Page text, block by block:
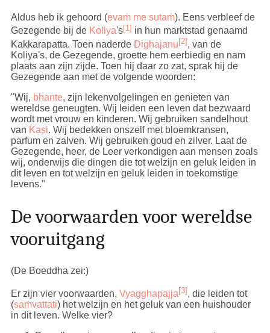
Aldus heb ik gehoord (evaṁ me sutaṁ). Eens verbleef de
Gezegende bij de Koliya's[1] in hun marktstad genaamd
Kakkarapatta. Toen naderde Dighajanu[2], van de
Koliya's, de Gezegende, groette hem eerbiedig en nam
plaats aan zijn zijde. Toen hij daar zo zat, sprak hij de
Gezegende aan met de volgende woorden:
"Wij, bhante, zijn lekenvolgelingen en genieten van
wereldse geneugten. Wij leiden een leven dat bezwaard
wordt met vrouw en kinderen. Wij gebruiken sandelhout
van Kasi. Wij bedekken onszelf met bloemkransen,
parfum en zalven. Wij gebruiken goud en zilver. Laat de
Gezegende, heer, de Leer verkondigen aan mensen zoals
wij, onderwijs die dingen die tot welzijn en geluk leiden in
dit leven en tot welzijn en geluk leiden in toekomstige
levens."
De voorwaarden voor wereldse
vooruitgang
(De Boeddha zei:)
Er zijn vier voorwaarden, Vyagghapajja [3] , die leiden tot
(saṁvattati) het welzijn en het geluk van een huishouder
in dit leven. Welke vier?